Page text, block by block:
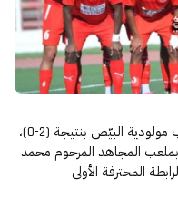
_حقق أولمبي الشلف فوزاً مهماً على حساب مولودية البيّض بنتيجة (2-0)،
المجاهد المرحوم محمد
المحترفة الأولى